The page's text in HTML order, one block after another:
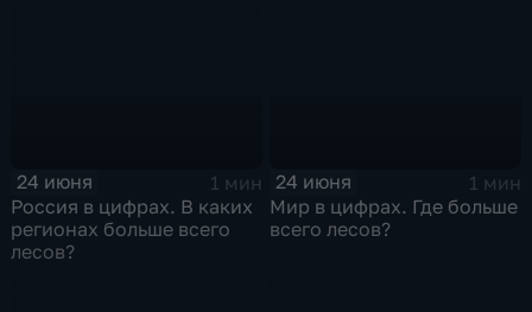
24 июня
1 мин
Россия в цифрах. В каких
регионах больше всего
лесов?
24 июня
1 мин
Мир в цифрах. Где больше
всего лесов?